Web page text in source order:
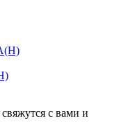
с вами и